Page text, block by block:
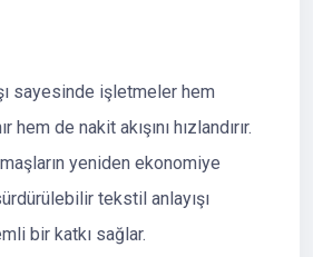
sayesinde işletmeler hem
hem de nakit akışını hızlandırır.
yeniden ekonomiye
tekstil anlayışı
bir katkı sağlar.